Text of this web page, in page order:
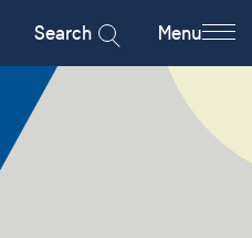
Search Menu